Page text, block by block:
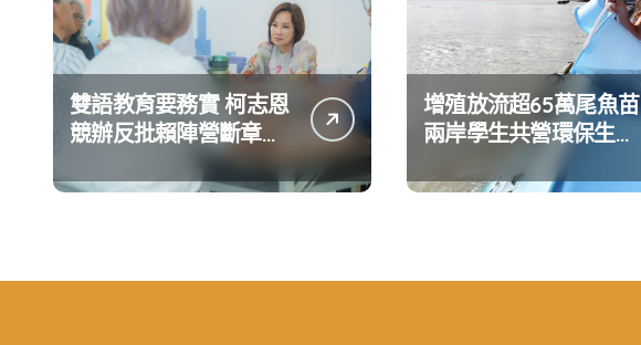
雙語教育要務實 柯志恩
競辦反批賴陣營斷章取
義 表達嚴正抗議
增殖放流超65萬尾魚苗
兩岸學生共營環保生態